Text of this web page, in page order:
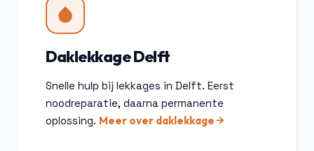
Daklekkage Delft
Snelle hulp bij lekkages in Delft. Eerst
noodreparatie, daarna permanente
oplossing. Meer over daklekkage